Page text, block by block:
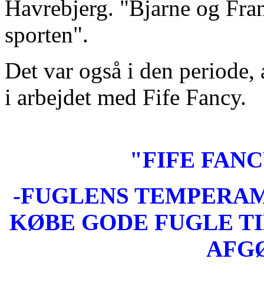
Havrebjerg. "Bjarne og
sporten".
Det var også i den
i arbejdet med Fife Fancy.
"FIFE
-FUGLENS
KØBE GODE FUGLE